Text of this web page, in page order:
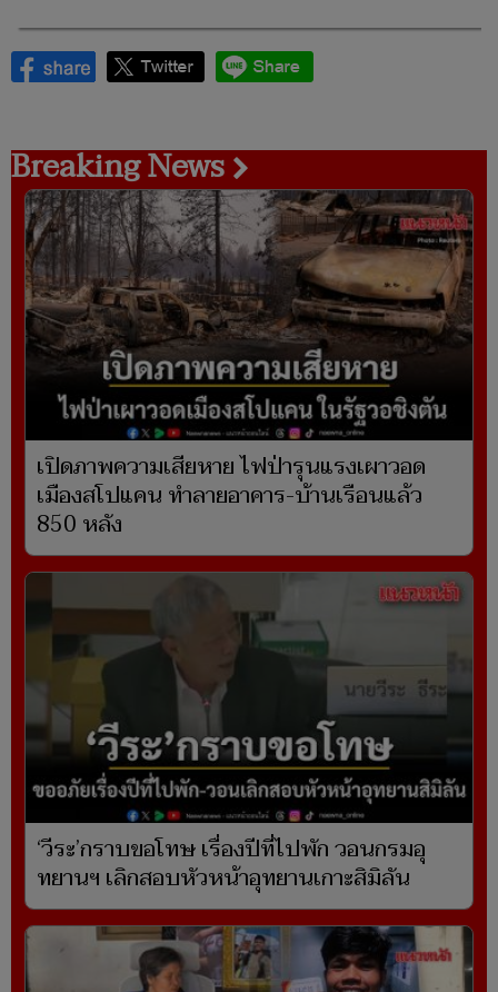
Breaking News
เปิดภาพความเสียหาย ไฟป่ารุนแรงเผาวอด
เมืองสโปแคน ทำลายอาคาร-บ้านเรือนแล้ว
850 หลัง
‘วีระ’กราบขอโทษ เรื่องปีที่ไปพัก วอนกรมอุ
ทยานฯ เลิกสอบหัวหน้าอุทยานเกาะสิมิลัน